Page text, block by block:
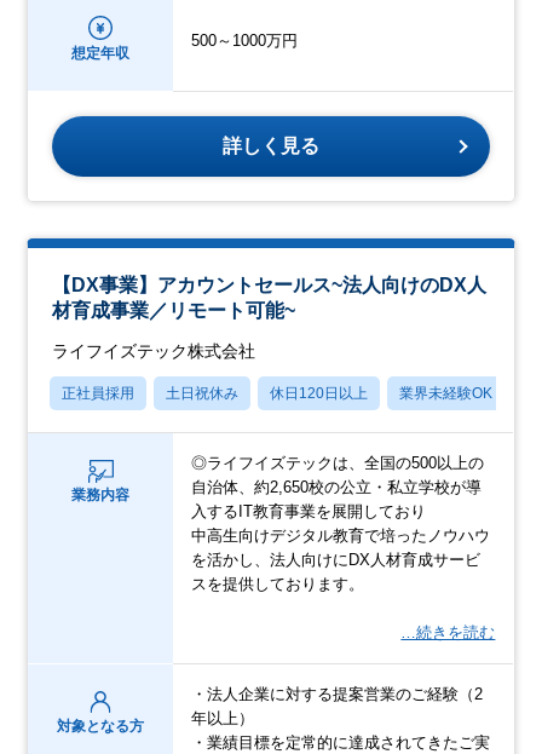
想定年収
500～1000万円
詳しく見る
【DX事業】アカウントセールス~法人向けのDX人
材育成事業／リモート可能~
ライフイズテック株式会社
正社員採用 土日祝休み 休日120日以上 業界未経験OK
業務内容
◎ライフイズテックは、全国の500以上の
自治体、約2,650校の公立・私立学校が導
入するIT教育事業を展開しており
中高生向けデジタル教育で培ったノウハウ
を活かし、法人向けにDX人材育成サービ
スを提供しております。
…続きを読む
対象となる方
・法人企業に対する提案営業のご経験（2
年以上）
・業績目標を定常的に達成されてきたご実